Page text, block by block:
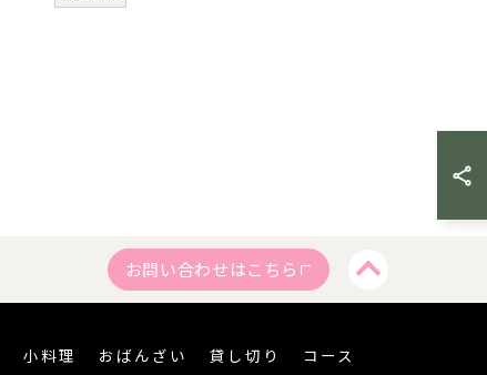
お問い合わせはこちら
小料理 おばんざい 貸し切り コース